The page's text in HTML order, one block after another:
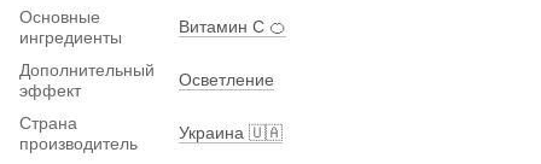
Основные
ингредиенты
Витамин C 🍊
Дополнительный
эффект
Осветление
Страна
производитель
Украина 🇺🇦